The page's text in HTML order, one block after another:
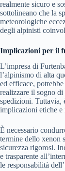
realmente sicuro e
sottolineano che la
meteorologiche
degli alpinisti
Implicazioni per il
L’impresa di
l’alpinismo di alta
ed efficace,
realizzare il sogno
spedizioni. Tuttavia,
implicazioni etiche e
È necessario
termine dello xenon
sicurezza rigorosi.
e trasparente
le responsabilità